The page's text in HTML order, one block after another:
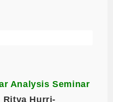
Analysis Seminar
Ritva Hurri-